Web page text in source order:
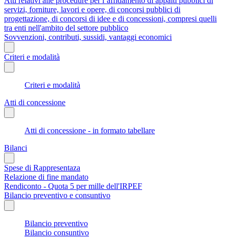
servizi, forniture, lavori e opere, di concorsi pubblici di
progettazione, di concorsi di idee e di concessioni, compresi quelli
tra enti nell'ambito del settore pubblico
Sovvenzioni, contributi, sussidi, vantaggi economici
Criteri e modalità
Criteri e modalità
Atti di concessione
Atti di concessione - in formato tabellare
Bilanci
Spese di Rappresentaza
Relazione di fine mandato
Rendiconto - Quota 5 per mille dell'IRPEF
Bilancio preventivo e consuntivo
Bilancio preventivo
Bilancio consuntivo